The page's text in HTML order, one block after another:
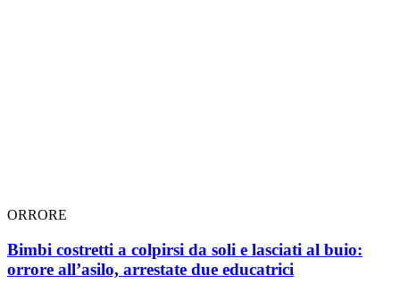
ORRORE
Bimbi costretti a colpirsi da soli e lasciati al buio:
orrore all’asilo, arrestate due educatrici